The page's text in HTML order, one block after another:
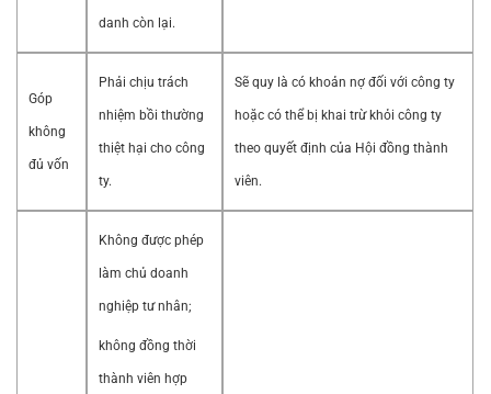
danh còn lại.
Góp
không
đủ vốn
Phải chịu trách
nhiệm bồi thường
thiệt hại cho công
ty.
Sẽ quy là có khoản nợ đối với công ty
hoặc có thể bị khai trừ khỏi công ty
theo quyết định của Hội đồng thành
viên.
Không được phép
làm chủ doanh
nghiệp tư nhân;
không đồng thời
thành viên hợp